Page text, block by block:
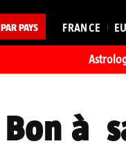
PAR PAYS FRANCE
Bon à